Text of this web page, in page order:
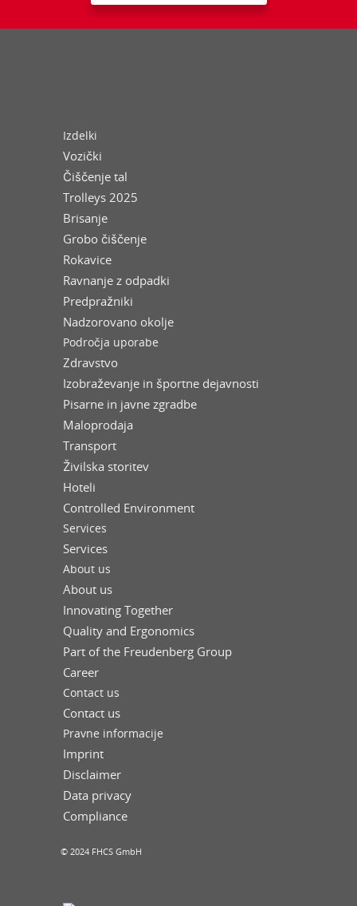
Izdelki
Vozički
Čiščenje tal
Trolleys 2025
Brisanje
Grobo čiščenje
Rokavice
Ravnanje z odpadki
Predpražniki
Nadzorovano okolje
Področja uporabe
Zdravstvo
Izobraževanje in športne dejavnosti
Pisarne in javne zgradbe
Maloprodaja
Transport
Živilska storitev
Hoteli
Controlled Environment
Services
Services
About us
About us
Innovating Together
Quality and Ergonomics
Part of the Freudenberg Group
Career
Contact us
Contact us
Pravne informacije
Imprint
Disclaimer
Data privacy
Compliance
© 2024 FHCS GmbH